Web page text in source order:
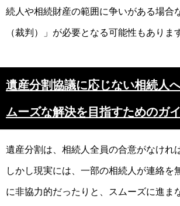
続人や相続財産の範囲に争いがある場合
（裁判）」が必要となる可能性もありま
遺産分割協議に応じない相続人
ムーズな解決を目指すためのガ
遺産分割は、相続人全員の合意がなけれ
しかし現実には、一部の相続人が連絡を
に非協力的だったりと、スムーズに進ま